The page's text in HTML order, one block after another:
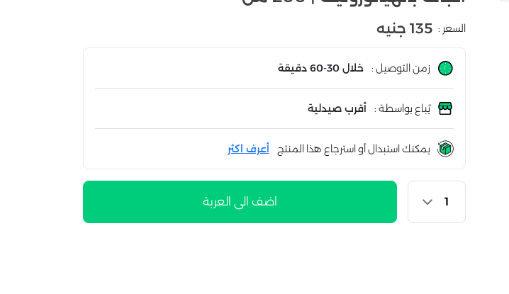
السعر : 135 جنيه
زمن التوصيل : خلال 30-60 دقيقة
يُباع بواسطة : أقرب صيدلية
يمكنك استبدال أو استرجاع هذا المنتج أعرف اكثر
اضف الى العربة